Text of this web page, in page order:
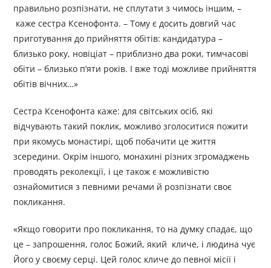
правильно розпізнати, не сплутати з чимось іншим, –
каже сестра Ксенофонта. – Тому є досить довгий час
приготування до прийняття обітів: кандидатура –
близько року, новіціат – приблизно два роки, тимчасові
обіти – близько п’яти років. І вже тоді можливе прийняття
обітів вічних…»
Сестра Ксенофонта каже: для світських осіб, які
відчувають такий поклик, можливо зголоситися пожити
при якомусь монастирі, щоб побачити це життя
зсередини. Окрім іншого, монахині різних згромаджень
проводять реколекції, і це також є можливістю
ознайомитися з певними речами й розпізнати своє
покликання.
«Якщо говорити про покликання, то на думку спадає, що
це – запрошення, голос Божий, який кличе, і людина чує
Його у своєму серці. Цей голос кличе до певної місії і